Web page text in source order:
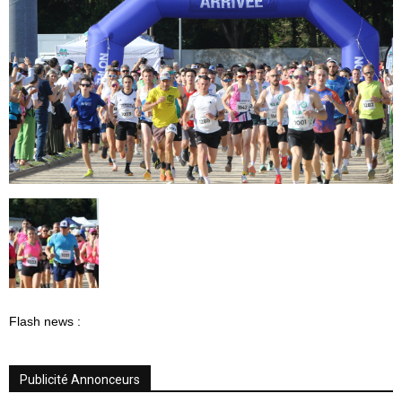
Flash news :
Publicité Annonceurs